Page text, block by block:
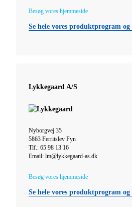
Besøg vores hjemmeside
Se hele vores produktprogram
Lykkegaard A/S
Nyborgvej 35
5863 Ferritslev Fyn
Tlf.: 65 98 13 16
Email: lm@lykkegaard-as.dk
Besøg vores hjemmeside
Se hele vores produktprogram